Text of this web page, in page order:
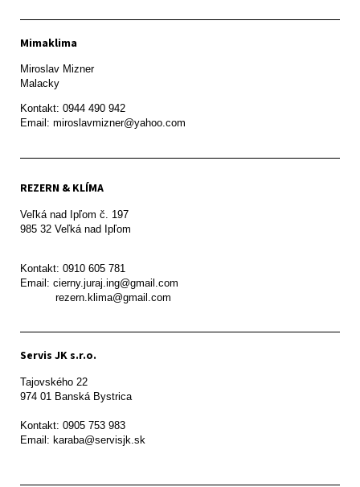
Mimaklima
Miroslav Mizner
Malacky
Kontakt: 0944 490 942
REZERN & KLÍMA
Veľká nad Ipľom č. 197
985 32 Veľká nad Ipľom
Kontakt: 0910 605 781
Email: cierny.juraj.ing@gmail.com
           rezern.klima@gmail.com
Servis JK s.r.o.
Tajovského 22
974 01 Banská Bystrica
Kontakt: 0905 753 983
Email: karaba@servisjk.sk